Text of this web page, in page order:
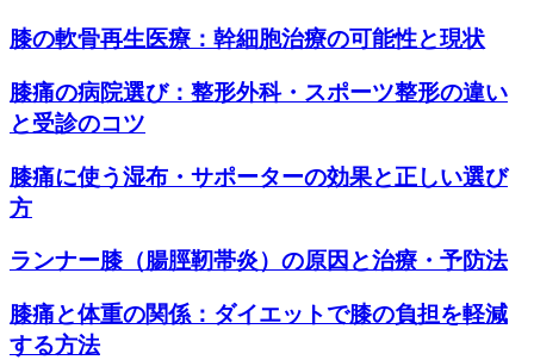
膝の軟骨再生医療：幹細胞治療の可能性と現状
膝痛の病院選び：整形外科・スポーツ整形の違い
と受診のコツ
膝痛に使う湿布・サポーターの効果と正しい選び
方
ランナー膝（腸脛靭帯炎）の原因と治療・予防法
膝痛と体重の関係：ダイエットで膝の負担を軽減
する方法